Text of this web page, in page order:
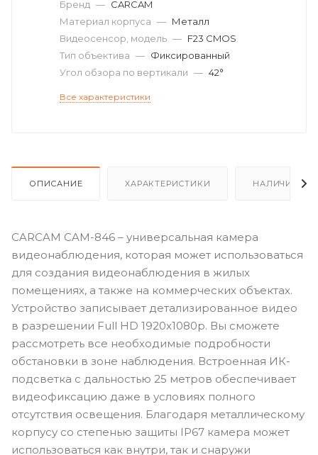
Бренд — CARCAM
Материал корпуса — Металл
Видеосенсор, модель — F23 CMOS
Тип объектива — Фиксированный
Угол обзора по вертикали — 42°
Все характеристики
ОПИСАНИЕ ХАРАКТЕРИСТИКИ НАЛИЧИЕ
CARCAM CAM-846 – универсальная камера
видеонаблюдения, которая может использоваться
для создания видеонаблюдения в жилых
помещениях, а также на коммерческих объектах.
Устройство записывает детализированное видео
в разрешении Full HD 1920x1080p. Вы сможете
рассмотреть все необходимые подробности
обстановки в зоне наблюдения. Встроенная ИК-
подсветка с дальностью 25 метров обеспечивает
видеофиксацию даже в условиях полного
отсутствия освещения. Благодаря металлическому
корпусу со степенью защиты IP67 камера может
использоваться как внутри, так и снаружи